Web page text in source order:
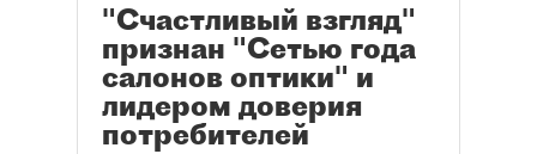
"Счастливый взгляд"
признан "Сетью года
салонов оптики" и
лидером доверия
потребителей